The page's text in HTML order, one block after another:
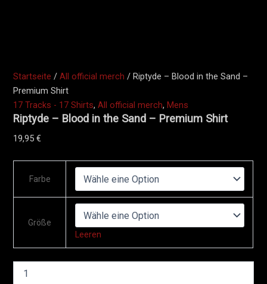
Startseite /All official merch / Riptyde – Blood in the Sand –
Premium Shirt
17 Tracks - 17 Shirts,All official merch,Mens
Riptyde – Blood in the Sand – Premium Shirt
19,95€
Farbe
Größe
Leeren